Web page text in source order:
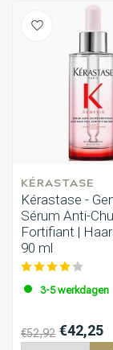
KÉRASTASE
Kérastase -
Sérum Anti-
Fortifiant |
90 ml
3-5 werkdagen
€52,92 €42,25